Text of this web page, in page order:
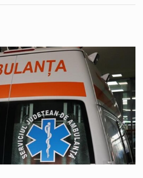
Cât de bine cunoaștem, de fapt, străduțele pe care trecem aproape zilnic prin Peninsula Constanței? Unele dintre ele ascund povești de acum aproape un secol, iar acestea pot fi descoperite astăzi, în cadrul unui nou tur ghidat gratuit. Muzeul de Istorie Națională și Arheologie Constanța continuă proiectul cultural „Vara la Constanța – Pe străzile mai puțin știute ale orașului”, dedicat istoriei moderne și patrimoniului urban al municipiului. Sâmbătă, 8 august 2026, de la ora 10:00, constănțenii și turiștii sunt invitați la o plimbare prin Peninsula orașului, pornind de la Statuia Lupoaica (Lupa Capitolina), din Piața Ovidiu. Turul va fi susținut…